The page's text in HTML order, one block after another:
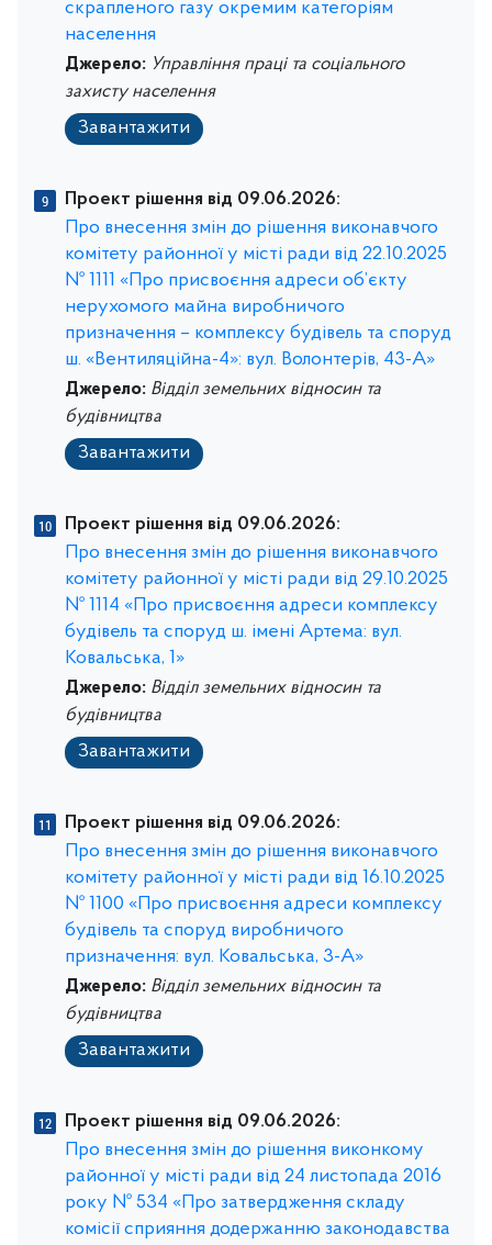
скрапленого газу окремим категоріям
населення
Джерело: Управління праці та соціального
захисту населення
Завантажити
Проект рішення від 09.06.2026:
Про внесення змін до рішення виконавчого
комітету районної у місті ради від 22.10.2025
№ 1111 «Про присвоєння адреси об’єкту
нерухомого майна виробничого
призначення – комплексу будівель та споруд
ш. «Вентиляційна-4»: вул. Волонтерів, 43-А»
Джерело: Відділ земельних відносин та
будівництва
Завантажити
Проект рішення від 09.06.2026:
Про внесення змін до рішення виконавчого
комітету районної у місті ради від 29.10.2025
№ 1114 «Про присвоєння адреси комплексу
будівель та споруд ш. імені Артема: вул.
Ковальська, 1»
Джерело: Відділ земельних відносин та
будівництва
Завантажити
Проект рішення від 09.06.2026:
Про внесення змін до рішення виконавчого
комітету районної у місті ради від 16.10.2025
№ 1100 «Про присвоєння адреси комплексу
будівель та споруд виробничого
призначення: вул. Ковальська, 3-А»
Джерело: Відділ земельних відносин та
будівництва
Завантажити
Проект рішення від 09.06.2026:
Про внесення змін до рішення виконкому
районної у місті ради від 24 листопада 2016
року № 534 «Про затвердження складу
комісії сприяння додержанню законодавства